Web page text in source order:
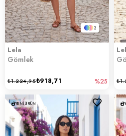
3
Lela
Gömlek
₺918,71
₺1.224,95 %25
YENI ÜRÜN